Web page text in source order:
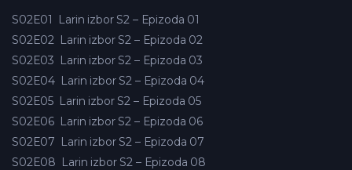
S02E01
Larin izbor S2 – Epizoda 01
S02E02 Larin izbor S2 – Epizoda 02
S02E03 Larin izbor S2 – Epizoda 03
S02E04 Larin izbor S2 – Epizoda 04
S02E05 Larin izbor S2 – Epizoda 05
S02E06 Larin izbor S2 – Epizoda 06
S02E07 Larin izbor S2 – Epizoda 07
S02E08 Larin izbor S2 – Epizoda 08